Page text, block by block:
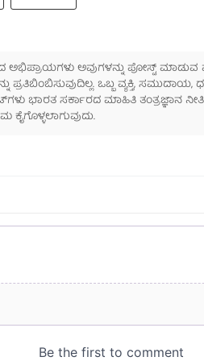
ಅಭಿಪ್ರಾಯಗಳು ಅವುಗಳನ್ನು ಪೋಸ್ಟ್
ಪ್ರತಿಬಿಂಬಿಸುವುದಿಲ್ಲ. ಒಬ್ಬ ವ್ಯಕ್ತಿ,
ಭಾರತ ಸರ್ಕಾರದ ಮಾಹಿತಿ ತಂತ್ರಜ್ಞಾನ